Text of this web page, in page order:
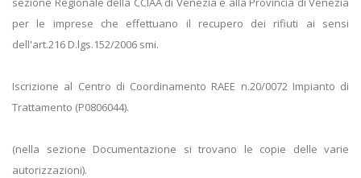
per le imprese che effettuano il recupero dei rifiuti ai sensi
dell'art.216 D.lgs.152/2006 smi.
Iscrizione al Centro di Coordinamento RAEE n.20/0072 Impianto di
Trattamento (P0806044).
(nella sezione Documentazione si trovano le copie delle varie
autorizzazioni).